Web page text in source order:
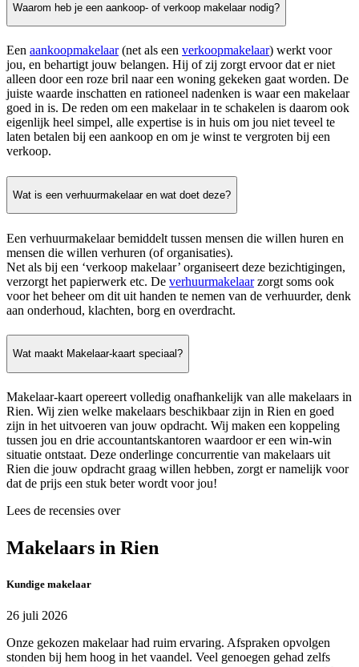
Waarom heb je een aankoop- of verkoop makelaar nodig?
Een aankoopmakelaar(net als een verkoopmakelaar) werkt voor
jou, en behartigt jouw belangen. Hij of zij zorgt ervoor dat er niet
alleen door een roze bril naar een woning gekeken gaat worden. De
juiste waarde inschatten en rationeel nadenken is waar een makelaar
goed in is. De reden om een makelaar in te schakelen is daarom ook
eigenlijk heel simpel, alle expertise is in huis om jou niet teveel te
laten betalen bij een aankoop en om je winst te vergroten bij een
verkoop.
Wat is een verhuurmakelaar en wat doet deze?
Een verhuurmakelaar bemiddelt tussen mensen die willen huren en
mensen die willen verhuren (of organisaties).
Net als bij een ‘verkoop makelaar’ organiseert deze bezichtigingen,
verzorgt het papierwerk etc. De verhuurmakelaarzorgt soms ook
voor het beheer om dit uit handen te nemen van de verhuurder, denk
aan onderhoud, klachten, borg en overdracht.
Wat maakt Makelaar-kaart speciaal?
Makelaar-kaart opereert volledig onafhankelijk van alle makelaars in
Rien. Wij zien welke makelaars beschikbaar zijn in Rien en goed
zijn in het uitvoeren van jouw opdracht. Wij maken een koppeling
tussen jou en drie accountantskantoren waardoor er een win-win
situatie ontstaat. Deze onderlinge concurrentie van makelaars uit
Rien die jouw opdracht graag willen hebben, zorgt er namelijk voor
dat de prijs een stuk beter wordt voor jou!
Lees de recensies over
Makelaars in Rien
Kundige makelaar
26 juli 2026
Onze gekozen makelaar had ruim ervaring. Afspraken opvolgen
stonden bij hem hoog in het vaandel. Veel genoegen gehad zelfs